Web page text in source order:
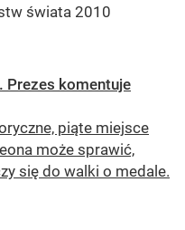
świata 2010
Prezes komentuje
piąte miejsce
może sprawić,
się do walki o medale.